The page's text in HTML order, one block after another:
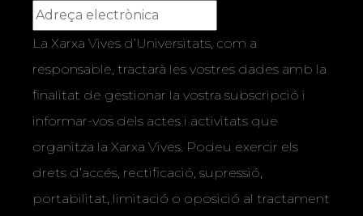
La Xarxa Vives d’Universitats, com a
responsable, tractarà les vostres dades amb la
finalitat de gestionar la vostra subscripció i
informar-vos dels actes i activitats que
organitza la Xarxa Vives. Podeu exercir els
drets d’accés, rectificació, supressió,
portabilitat, limitació o oposició al tractament